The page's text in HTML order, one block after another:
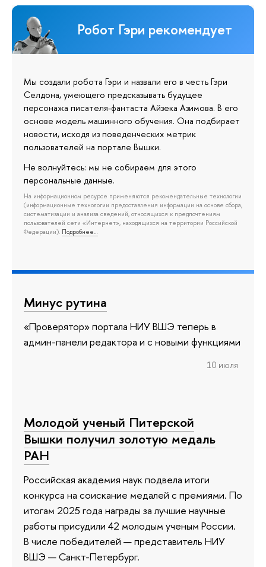
Робот Гэри рекомендует
Мы создали робота Гэри и назвали его в честь Гэри
Селдона, умеющего предсказывать будущее
персонажа писателя-фантаста Айзека Азимова. В его
основе модель машинного обучения. Она подбирает
новости, исходя из поведенческих метрик
пользователей на портале Вышки.
Не волнуйтесь: мы не собираем для этого
персональные данные.
На информационном ресурсе применяются рекомендательные технологии
(информационные технологии предоставления информации на основе сбора,
систематизации и анализа сведений, относящихся к предпочтениям
пользователей сети «Интернет», находящихся на территории Российской
Федерации). Подробнее…
Минус рутина
«Проверятор» портала НИУ ВШЭ теперь в
админ-панели редактора и с новыми функциями
10 июля
Молодой ученый Питерской
Вышки получил золотую медаль
РАН
Российская академия наук подвела итоги
конкурса на соискание медалей с премиями. По
итогам 2025 года награды за лучшие научные
работы присудили 42 молодым ученым России.
В числе победителей — представитель НИУ
ВШЭ — Санкт-Петербург.